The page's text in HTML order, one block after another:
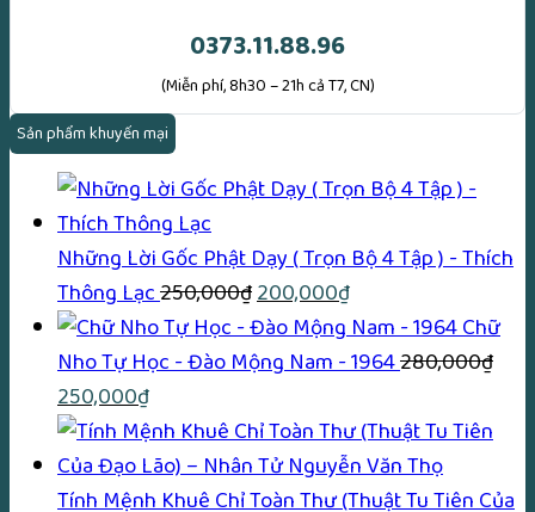
0373.11.88.96
(Miễn phí, 8h30 – 21h cả T7, CN)
Sản phẩm khuyến mại
Những Lời Gốc Phật Dạy ( Trọn Bộ 4 Tập ) - Thích
Thông Lạc250,000₫Giá
gốc
là:
200,000₫Giá
hiện
tại
200,000₫.
Chữ
Nho Tự Học - Đào Mộng Nam - 1964280,000₫
Giá
gốc
là:
280,000₫.
250,000₫Giá
hiện
tại
là:
Tính Mệnh Khuê Chỉ Toàn Thư (Thuật Tu Tiên Của